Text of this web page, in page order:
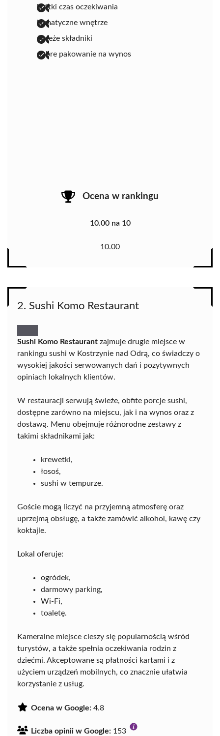
krótki czas oczekiwania
klimatyczne wnętrze
świeże składniki
dobre pakowanie na wynos
Ocena w rankingu
10.00 na 10
10.00
2. Sushi Komo Restaurant
Sushi Komo Restaurant zajmuje drugie miejsce w
rankingu sushi w Kostrzynie nad Odrą, co świadczy o
wysokiej jakości serwowanych dań i pozytywnych
opiniach lokalnych klientów.
W restauracji serwują świeże, obfite porcje sushi,
dostępne zarówno na miejscu, jak i na wynos oraz z
dostawą. Menu obejmuje różnorodne zestawy z
takimi składnikami jak:
krewetki,
łosoś,
sushi w tempurze.
Goście mogą liczyć na przyjemną atmosferę oraz
uprzejmą obsługę, a także zamówić alkohol, kawę czy
koktajle.
Lokal oferuje:
ogródek,
darmowy parking,
Wi-Fi,
toaletę.
Kameralne miejsce cieszy się popularnością wśród
turystów, a także spełnia oczekiwania rodzin z
dziećmi. Akceptowane są płatności kartami i z
użyciem urządzeń mobilnych, co znacznie ułatwia
korzystanie z usług.
Ocena w Google: 4.8
Liczba opinii w Google: 153